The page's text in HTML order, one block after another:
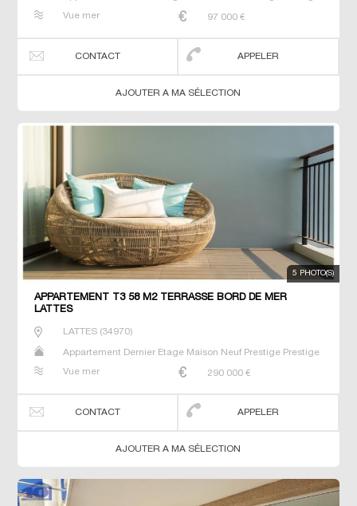
Vue mer
97 000 €
CONTACT APPELER
AJOUTER A MA SÉLECTION
5 PHOTO(S)
APPARTEMENT T3 58 M2 TERRASSE BORD DE MER
LATTES
LATTES(34970)
Appartement Dernier Etage Maison Neuf Prestige Prestige
Vue mer
290 000 €
CONTACT APPELER
AJOUTER A MA SÉLECTION